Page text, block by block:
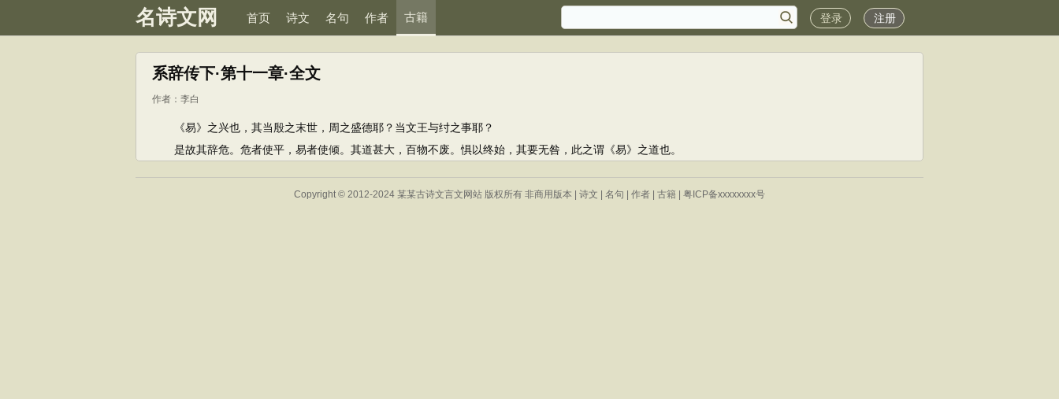
名诗文网 首页 诗文 名句 作者 古籍 登录 注册
系辞传下·第十一章·全文
作者： 李白
《易》之兴也，其当殷之末世，周之盛德耶？当文王与纣之事耶？
是故其辞危。危者使平，易者使倾。其道甚大，百物不废。惧以终始，其要无咎，此之谓《易》之道也。
Copyright © 2012-2024 某某古诗文言文网站 版权所有 非商用版本 | 诗文 名句 作者 古籍 粤ICP备xxxxxxxx号